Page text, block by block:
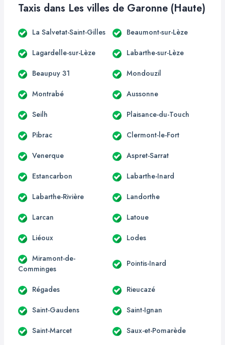
Taxis dans Les villes de Garonne (Haute)
La Salvetat-Saint-Gilles Beaumont-sur-Lèze
Lagardelle-sur-Lèze Labarthe-sur-Lèze
Beaupuy 31 Mondouzil
Montrabé Aussonne
Seilh Plaisance-du-Touch
Pibrac Clermont-le-Fort
Venerque Aspret-Sarrat
Estancarbon Labarthe-Inard
Labarthe-Rivière Landorthe
Larcan Latoue
Liéoux Lodes
Miramont-de-
Comminges
Pointis-Inard
Régades Rieucazé
Saint-Gaudens Saint-Ignan
Saint-Marcet Saux-et-Pomarède